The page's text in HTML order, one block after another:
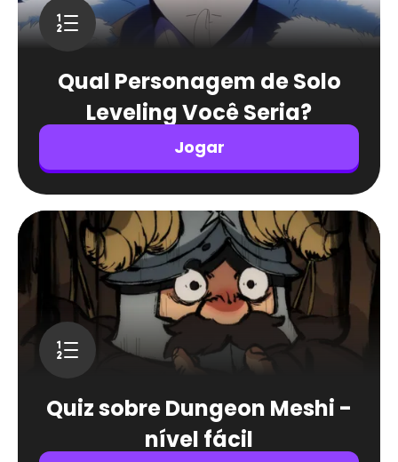
Qual Personagem de Solo
Leveling Você Seria?
Jogar
Quiz sobre Dungeon Meshi -
nível fácil